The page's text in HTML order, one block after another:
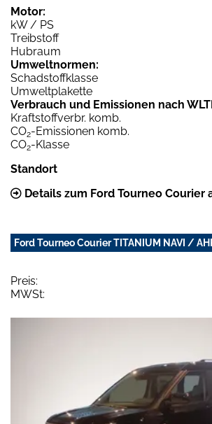
Motor:
kW / PS
Treibstoff
Hubraum
Umweltnormen:
Schadstoffklasse
Umweltplakette
Verbrauch und Emissionen nach
Kraftstoffverbr. komb.
CO2-Emissionen komb.
CO2-Klasse
Standort
Details zum Ford Tourneo Courier
Ford Tourneo Courier TITANIUM NAVI /
Preis:
MWSt: